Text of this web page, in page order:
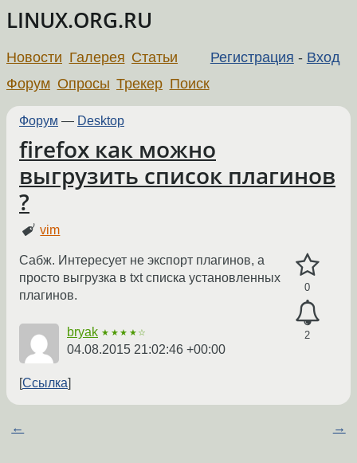
LINUX.ORG.RU
Регистрация - Вход
Новости Галерея Статьи
Форум Опросы Трекер Поиск
Форум — Desktop
firefox как можно
выгрузить список плагинов
?
vim
0
2
Сабж. Интересует не экспорт плагинов, а
просто выгрузка в txt списка установленных
плагинов.
bryak ★★★★☆
04.08.2015 21:02:46 +00:00
Ссылка
← →